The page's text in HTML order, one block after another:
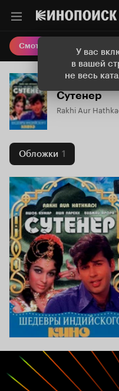
У вас
в вашей
не весь
Смотреть кино
Сутенер
Rakhi Aur
Обложки 1